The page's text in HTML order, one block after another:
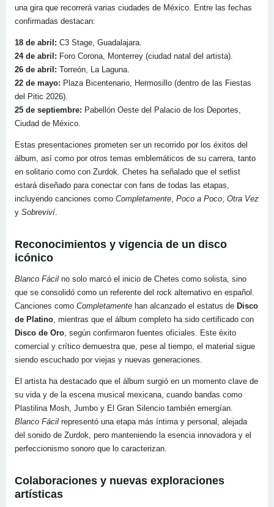
una gira que recorrerá varias ciudades de México. Entre las fechas
confirmadas destacan:
18 de abril: C3 Stage, Guadalajara.
24 de abril: Foro Corona, Monterrey (ciudad natal del artista).
26 de abril: Torreón, La Laguna.
22 de mayo: Plaza Bicentenario, Hermosillo (dentro de las Fiestas
del Pitic 2026).
25 de septiembre: Pabellón Oeste del Palacio de los Deportes,
Ciudad de México.
Estas presentaciones prometen ser un recorrido por los éxitos del
álbum, así como por otros temas emblemáticos de su carrera, tanto
en solitario como con Zurdok. Chetes ha señalado que el setlist
estará diseñado para conectar con fans de todas las etapas,
incluyendo canciones como Completamente, Poco a Poco, Otra Vez
y Sobreviví.
Reconocimientos y vigencia de un disco
icónico
Blanco Fácil no solo marcó el inicio de Chetes como solista, sino
que se consolidó como un referente del rock alternativo en español.
Canciones como Completamente han alcanzado el estatus de Disco
de Platino, mientras que el álbum completo ha sido certificado con
Disco de Oro, según confirmaron fuentes oficiales. Este éxito
comercial y crítico demuestra que, pese al tiempo, el material sigue
siendo escuchado por viejas y nuevas generaciones.
El artista ha destacado que el álbum surgió en un momento clave de
su vida y de la escena musical mexicana, cuando bandas como
Plastilina Mosh, Jumbo y El Gran Silencio también emergían.
Blanco Fácil representó una etapa más íntima y personal, alejada
del sonido de Zurdok, pero manteniendo la esencia innovadora y el
perfeccionismo sonoro que lo caracterizan.
Colaboraciones y nuevas exploraciones
artísticas